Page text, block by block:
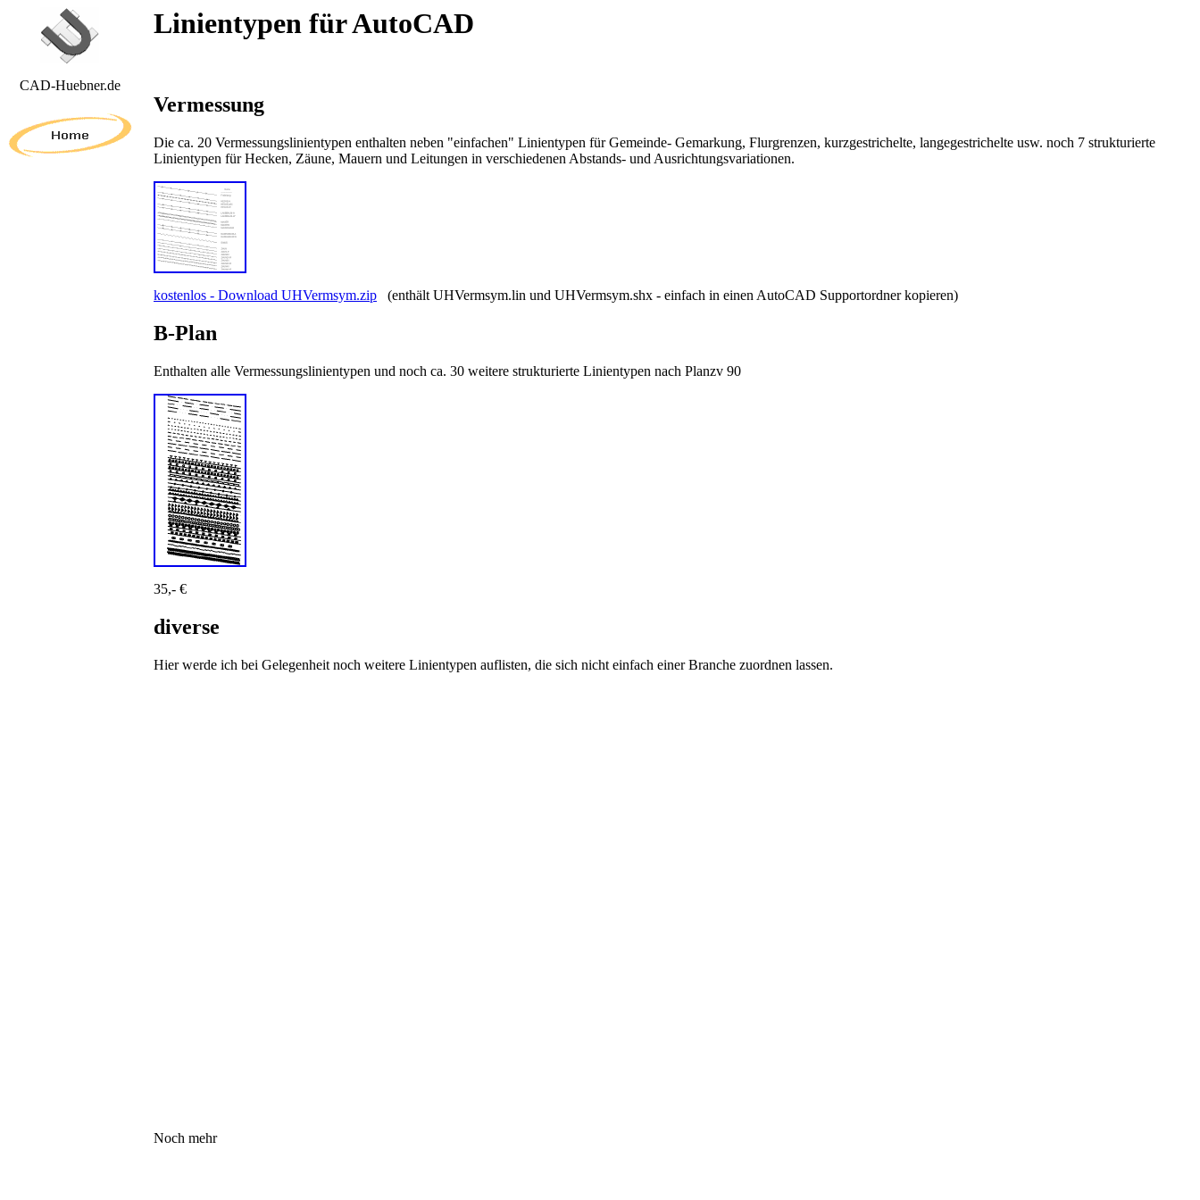
CAD-Huebner.de
Linientypen für AutoCAD
Vermessung
Die ca. 20 Vermessungslinientypen enthalten neben "einfachen" Linientypen für Gemeinde- Gemarkung, Flurgrenzen, kurzgestrichelte, langegestrichelte usw. noch 7 strukturierte
Linientypen für Hecken, Zäune, Mauern und Leitungen in verschiedenen Abstands- und Ausrichtungsvariationen.
kostenlos - Download UHVermsym.zip (enthält UHVermsym.lin und UHVermsym.shx - einfach in einen AutoCAD Supportordner kopieren)
B-Plan
Enthalten alle Vermessungslinientypen und noch ca. 30 weitere strukturierte Linientypen nach Planzv 90
35,- €
diverse
Hier werde ich bei Gelegenheit noch weitere Linientypen auflisten, die sich nicht einfach einer Branche zuordnen lassen.
Noch mehr